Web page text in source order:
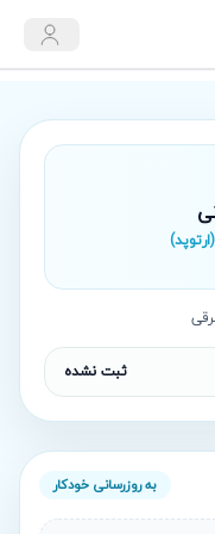
ثبت نشده
به روزرسانی خودکار